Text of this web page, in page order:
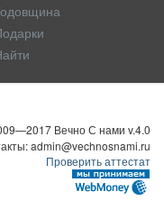
Вечно С нами v.4.0
admin@vechnosnami.ru
Проверить аттестат